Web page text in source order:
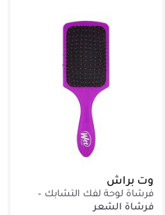
وت براش
فرشاة لوحة لفك التشابك –
بنفسجي
فرشاة الشعر